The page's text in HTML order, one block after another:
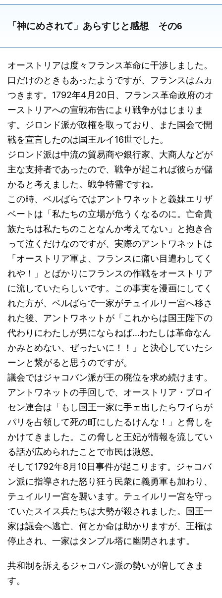
「神にめされて」あらすじと感想 その6
オーストリアは度々フランス革命に干渉しました。
口だけのときもあったようですが、フランスはムカ
つきます。1792年4月20日、フランス革命政府のオ
ーストリアへの宣戦布告により戦争がはじまりま
す。ジロンド派が政権を取っており、また国会で開
戦を宣言したのは国王ルイ16世でした。
ジロンド派は中流の貿易商や銀行家、大商人などが
主な支持者であったので、戦争が起これば彼らが儲
かると考えました。戦争特需ですね。
この時、ベルばらではアントワネットと義妹エリザ
ベートは「私たちの立場が危うくなるのに。亡命貴
族たちは私たちのことなんか考えてない」と抱き合
って泣くだけなのですが、実際のアントワネットは
「オーストリア軍よ、フランスに痛い目遭わしてく
れや！」とばかりにフランスの作戦をオーストリア
に流していたらしいです。この事実を漫画にしてく
れた方が、ベルばらで一家がテュイルリー宮へ移さ
れた後、アントワネットが「これからは国王陛下の
代わりにわたしが男にならねば…わたしは革命なん
かみとめない、ぜったいに！！」と決心していたシ
ーンと繋がると思うのですが。
議会ではジャコバン派が王の廃位を求め続けます。
アントワネットの手回しで、オーストリア・プロイ
セン連合は「もし国王一家に手ェ出したらワイらが
パリを占領して死の町にしたるけんな！」と脅しを
かけてきました。この脅しと王妃が情報を流してい
る話が広められたことで市民は激怒。
そして1792年8月10日事件が起こります。ジャコバ
ン派に指導された怒り狂う民衆に義勇軍も加わり、
テュイルリー宮を襲います。テュイルリー宮を守っ
ていたスイス兵たちは大勢が殺されました。国王一
家は議会へ逃亡、何とか命は助かりますが、王権は
停止され、一家はタンプル塔に幽閉されます。
共和制を訴えるジャコバン派の勢いが増してきま
す。